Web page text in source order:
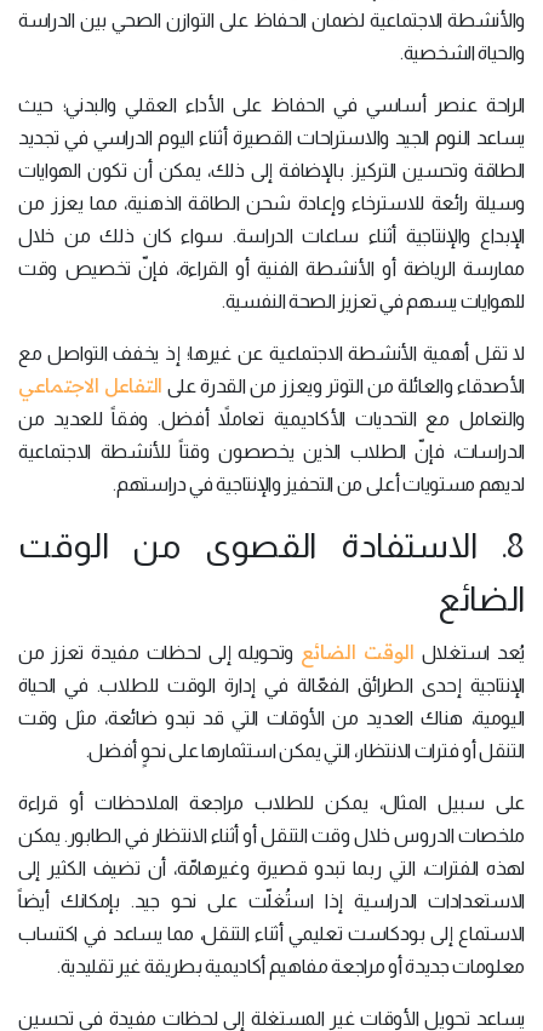
والأنشطة الاجتماعية لضمان الحفاظ على التوازن الصحي بين الدراسة
والحياة الشخصية.
الراحة عنصر أساسي في الحفاظ على الأداء العقلي والبدني؛ حيث
يساعد النوم الجيد والاستراحات القصيرة أثناء اليوم الدراسي في تجديد
الطاقة وتحسين التركيز. بالإضافة إلى ذلك، يمكن أن تكون الهوايات
وسيلة رائعة للاسترخاء وإعادة شحن الطاقة الذهنية، مما يعزز من
الإبداع والإنتاجية أثناء ساعات الدراسة. سواء كان ذلك من خلال
ممارسة الرياضة أو الأنشطة الفنية أو القراءة، فإنّ تخصيص وقت
للهوايات يسهم في تعزيز الصحة النفسية.
لا تقل أهمية الأنشطة الاجتماعية عن غيرها؛ إذ يخفف التواصل مع
الأصدقاء والعائلة من التوتر ويعزز من القدرة على التفاعل الاجتماعي
والتعامل مع التحديات الأكاديمية تعاملاً أفضل. وفقاً للعديد من
الدراسات، فإنّ الطلاب الذين يخصصون وقتاً للأنشطة الاجتماعية
لديهم مستويات أعلى من التحفيز والإنتاجية في دراستهم.
8. الاستفادة القصوى من الوقت
الضائع
يُعد استغلال الوقت الضائع وتحويله إلى لحظات مفيدة تعزز من
الإنتاجية إحدى الطرائق الفعّالة في إدارة الوقت للطلاب. في الحياة
اليومية، هناك العديد من الأوقات التي قد تبدو ضائعة، مثل وقت
التنقل أو فترات الانتظار، التي يمكن استثمارها على نحوٍ أفضل.
على سبيل المثال، يمكن للطلاب مراجعة الملاحظات أو قراءة
ملخصات الدروس خلال وقت التنقل أو أثناء الانتظار في الطابور. يمكن
لهذه الفترات، التي ربما تبدو قصيرة وغيرهامّة، أن تضيف الكثير إلى
الاستعدادات الدراسية إذا استُغلّت على نحو جيد. بإمكانك أيضاً
الاستماع إلى بودكاست تعليمي أثناء التنقل، مما يساعد في اكتساب
معلومات جديدة أو مراجعة مفاهيم أكاديمية بطريقة غير تقليدية.
يساعد تحويل الأوقات غير المستغلة إلى لحظات مفيدة في تحسين